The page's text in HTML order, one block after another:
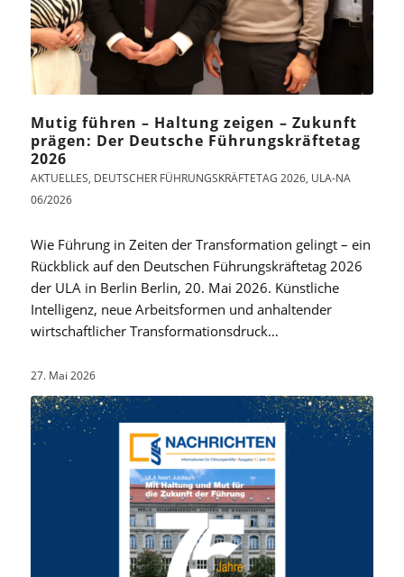
Mutig führen – Haltung zeigen – Zukunft
prägen: Der Deutsche Führungskräftetag
2026
AKTUELLES, DEUTSCHER FÜHRUNGSKRÄFTETAG 2026, ULA-NA
06/2026
Wie Führung in Zeiten der Transformation gelingt – ein
Rückblick auf den Deutschen Führungskräftetag 2026
der ULA in Berlin Berlin, 20. Mai 2026. Künstliche
Intelligenz, neue Arbeitsformen und anhaltender
wirtschaftlicher Transformationsdruck…
27. Mai 2026